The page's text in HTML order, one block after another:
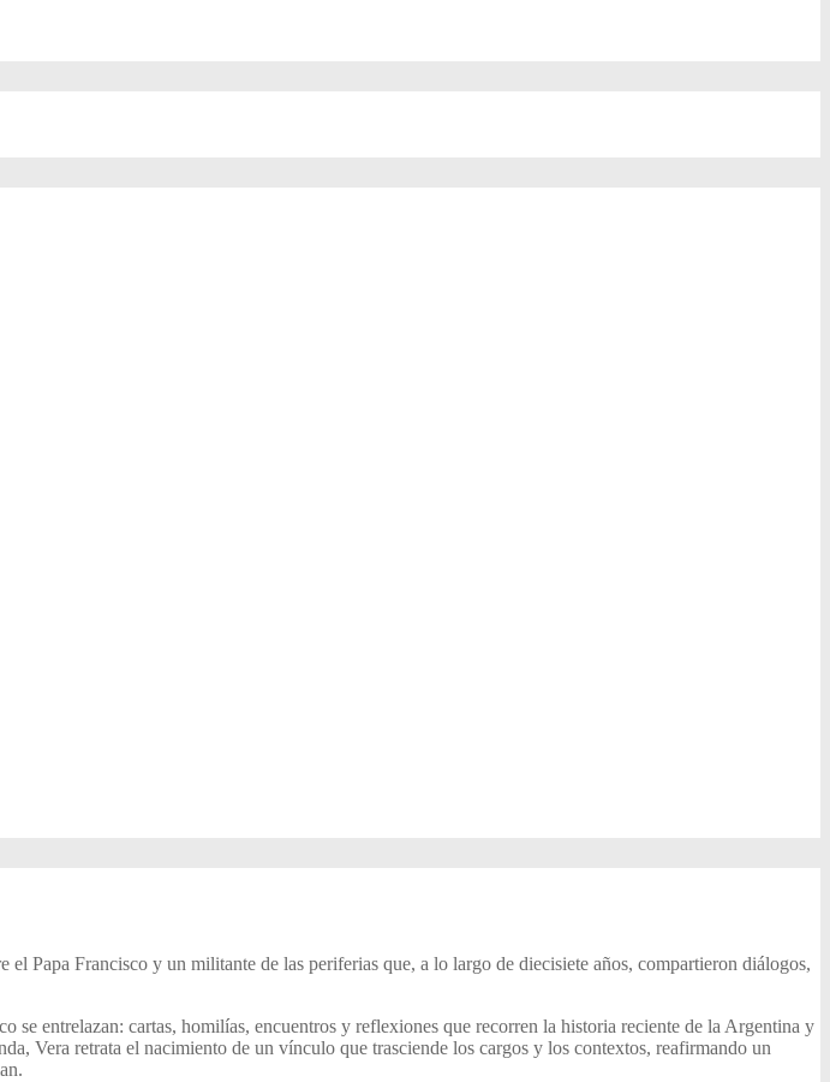
el Papa Francisco y un militante de las periferias que, a lo largo de diecisiete años, compartieron diálogos,
entrelazan: cartas, homilías, encuentros y reflexiones que recorren la historia reciente de la Argentina y
Vera retrata el nacimiento de un vínculo que trasciende los cargos y los contextos, reafirmando un